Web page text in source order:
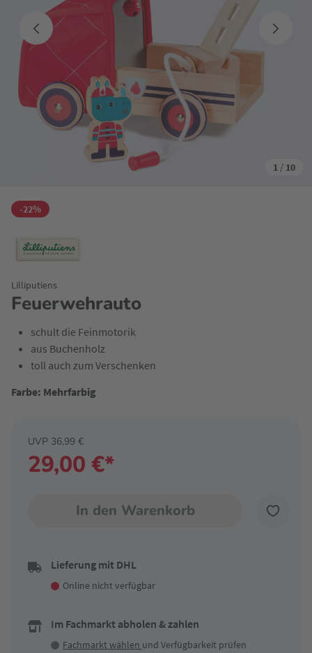
1 / 10
-22%
Feuerwehrauto
Lilliputiens
schult die Feinmotorik
aus Buchenholz
toll auch zum Verschenken
Farbe: Mehrfarbig
29,00 €*
UVP 36,99 €
In den Warenkorb
Lieferung mit DHL
Online nicht verfügbar
Im Fachmarkt abholen & zahlen
Fachmarkt wählen und Verfügbarkeit prüfen